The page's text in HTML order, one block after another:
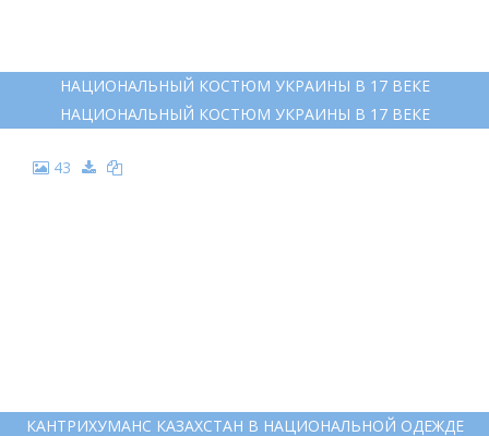
НАЦИОНАЛЬНЫЙ КОСТЮМ УКРАИНЫ В 17 ВЕКЕ
НАЦИОНАЛЬНЫЙ КОСТЮМ УКРАИНЫ В 17 ВЕКЕ
43
КАНТРИХУМАНС КАЗАХСТАН В НАЦИОНАЛЬНОЙ ОДЕЖДЕ